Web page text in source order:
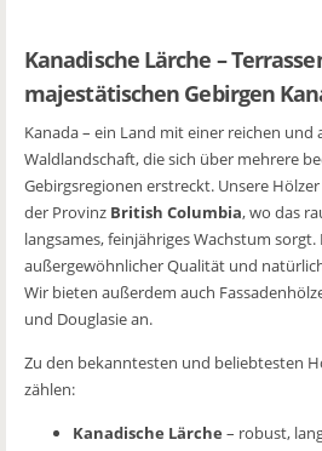
Kanadische Lärche –
majestätischen Gebirgen
Kanada – ein Land mit einer reichen und
Waldlandschaft, die sich über mehrere
Gebirgsregionen erstreckt. Unsere
der Provinz British Columbia, wo das
langsames, feinjähriges Wachstum sorgt.
außergewöhnlicher Qualität und
Wir bieten außerdem auch
und Douglasie an.
Zu den bekanntesten und beliebtesten
zählen:
Kanadische Lärche – robust,